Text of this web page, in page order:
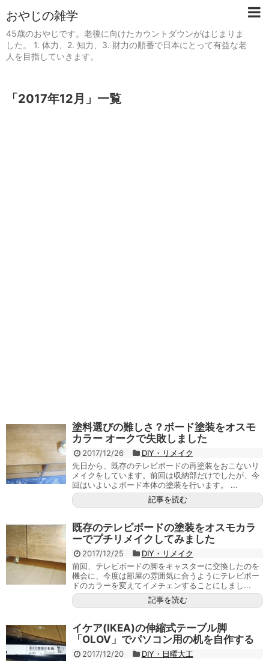
おやじの雑学
45歳のおやじです。老後に向けたカウントダウンがはじまりま
した。 1. 体力、2. 知力、3. 財力の順番で日本にとって有益な老
人を目指していきます。
「2017年12月 」 一覧
塗料選びの難しさ？ボード塗装をオスモ
カラー オークで失敗しました
2017/12/26
DIY・リメイク
先日から、既存のテレビボードの再塗装をおこないリ
メイクをしています。前回は収納部だけでしたが、今
回はいよいよボード本体の塗装を行います。 ...
記事を読む
既存のテレビボードの塗装をオスモカラ
ーでプチリメイクしてみました
2017/12/25
DIY・リメイク
前回、テレビボードの脚をキャスターに交換したのを
機会に、今度は部屋の雰囲気に合うようにテレビボー
ドのカラーを変えてイメチェンすることにしまし...
記事を読む
イケア(IKEA)の伸縮式テーブル脚
「OLOV」でパソコン用の机を自作する
2017/12/20
DIY・日曜大工